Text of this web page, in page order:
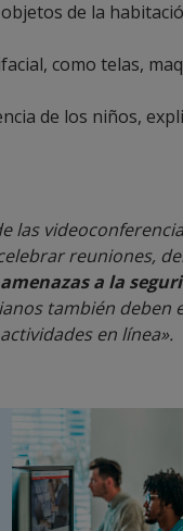
de la
como telas,
de los niños,
las
reuniones,
a la
también deben
en línea».